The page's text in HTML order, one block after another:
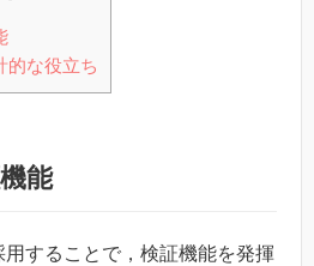
的な役立ち
能
することで，検証機能を発揮